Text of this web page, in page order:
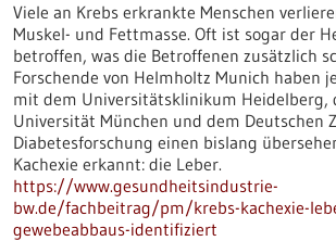
Viele an Krebs erkrankte Menschen
Muskel- und Fettmasse. Oft ist sogar der
betroffen, was die Betroffenen zusätzlich
Forschende von Helmholtz Munich haben
mit dem Universitätsklinikum Heidelberg,
Universität München und dem Deutschen
Diabetesforschung einen bislang
Kachexie erkannt: die Leber.
https://www.gesundheitsindustrie-
bw.de/fachbeitrag/pm/krebs-kachexie-
gewebeabbaus-identifiziert